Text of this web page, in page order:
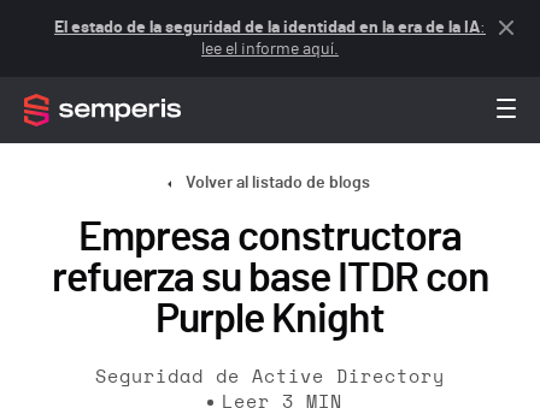
El estado de la seguridad de la identidad en la era de la IA:
lee el informe aquí.
Volver al listado de blogs
Empresa constructora
refuerza su base ITDR con
Purple Knight
Seguridad de Active Directory
Leer
3 MIN